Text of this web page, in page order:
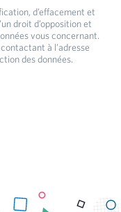
d’effacement et
droit d’opposition et
vous concernant.
à l’adresse
des données.